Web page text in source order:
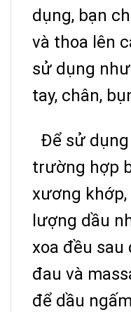
dụng, bạn
và thoa lên
sử dụng
tay, chân,
Để sử
trường hợp
xương khớp,
lượng dầu
xoa đều sau
đau và
để dầu